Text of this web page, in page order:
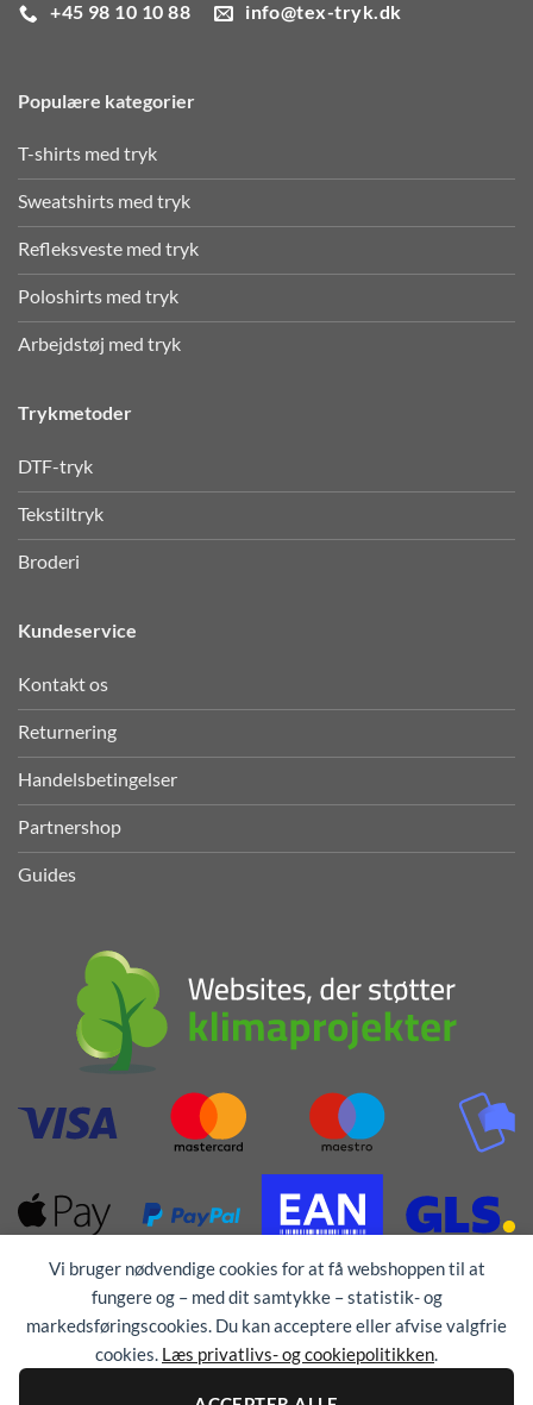
Vi bruger nødvendige cookies for at få webshoppen til at
fungere og – med dit samtykke – statistik- og
markedsføringscookies. Du kan acceptere eller afvise valgfrie
cookies. Læs privatlivs- og cookiepolitikken.
+45 98 10 10 88 info@tex-tryk.dk
Populære kategorier
T-shirts med tryk
Sweatshirts med tryk
Refleksveste med tryk
Poloshirts med tryk
Arbejdstøj med tryk
Trykmetoder
DTF-tryk
Tekstiltryk
Broderi
Kundeservice
Kontakt os
Returnering
Handelsbetingelser
Partnershop
Guides
Alle rettigheder forbeholdes © 1976 - 2026TEX-